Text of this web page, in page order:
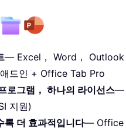
— Excel， Word， Outlook
드인 + Office Tab Pro
로그램， 하나의 라이선스—
지원)
록 더 효과적입니다— Office